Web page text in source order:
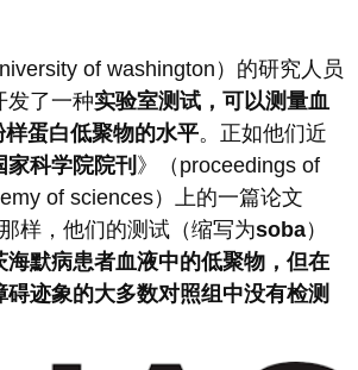
of washington）的研究人员
发了一种实验室测试，可以测量血
蛋白低聚物的水平。正如他们近
家科学院院刊 》（proceedings of
of sciences）上的一篇论文
样，他们的测试（缩写为soba）
海默病患者血液中的低聚物，但在
迹象的大多数对照组中没有检测